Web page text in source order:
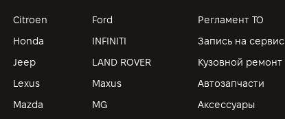
Citroen
Ford
Honda
INFINITI
Jeep
LAND ROVER
Lexus
Maxus
Mazda
MG
Регламент ТО
Запись на сервис
Кузовной ремонт
Автозапчасти
Аксессуары